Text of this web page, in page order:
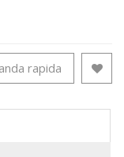
rapida